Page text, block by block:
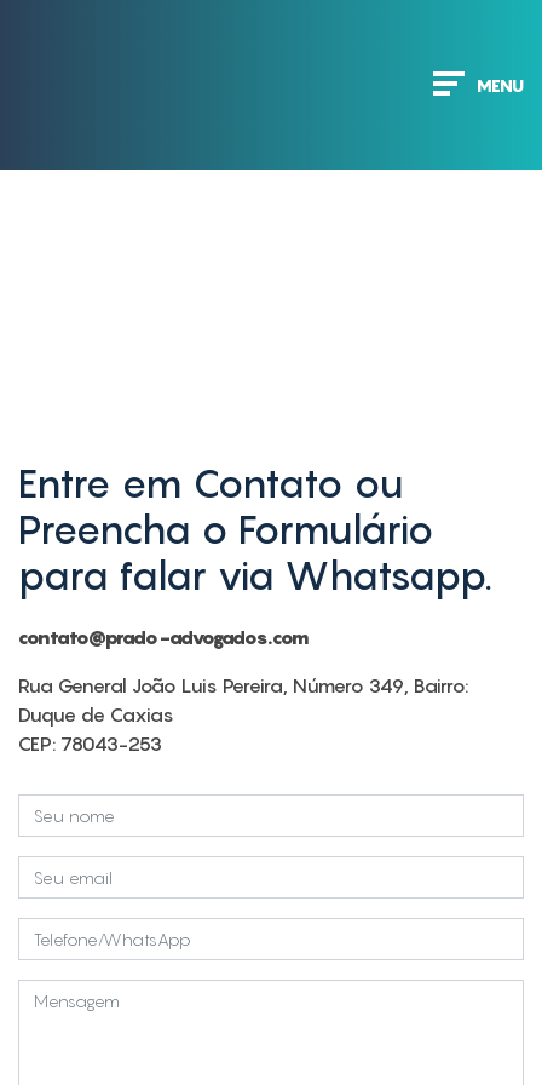
MENU
Entre em Contato ou
Preencha o Formulário
para falar via Whatsapp.
contato@prado-advogados.com
Rua General João Luis Pereira, Número 349, Bairro:
Duque de Caxias
CEP: 78043-253